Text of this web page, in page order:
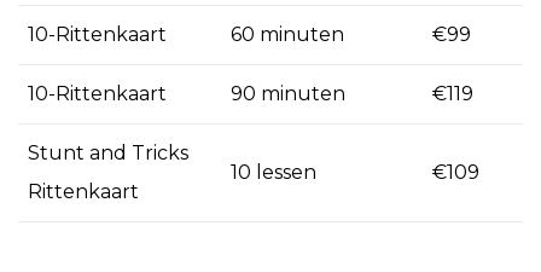
10-Rittenkaart 60 minuten €99
10-Rittenkaart 90 minuten €119
Stunt and Tricks
Rittenkaart
10 lessen €109